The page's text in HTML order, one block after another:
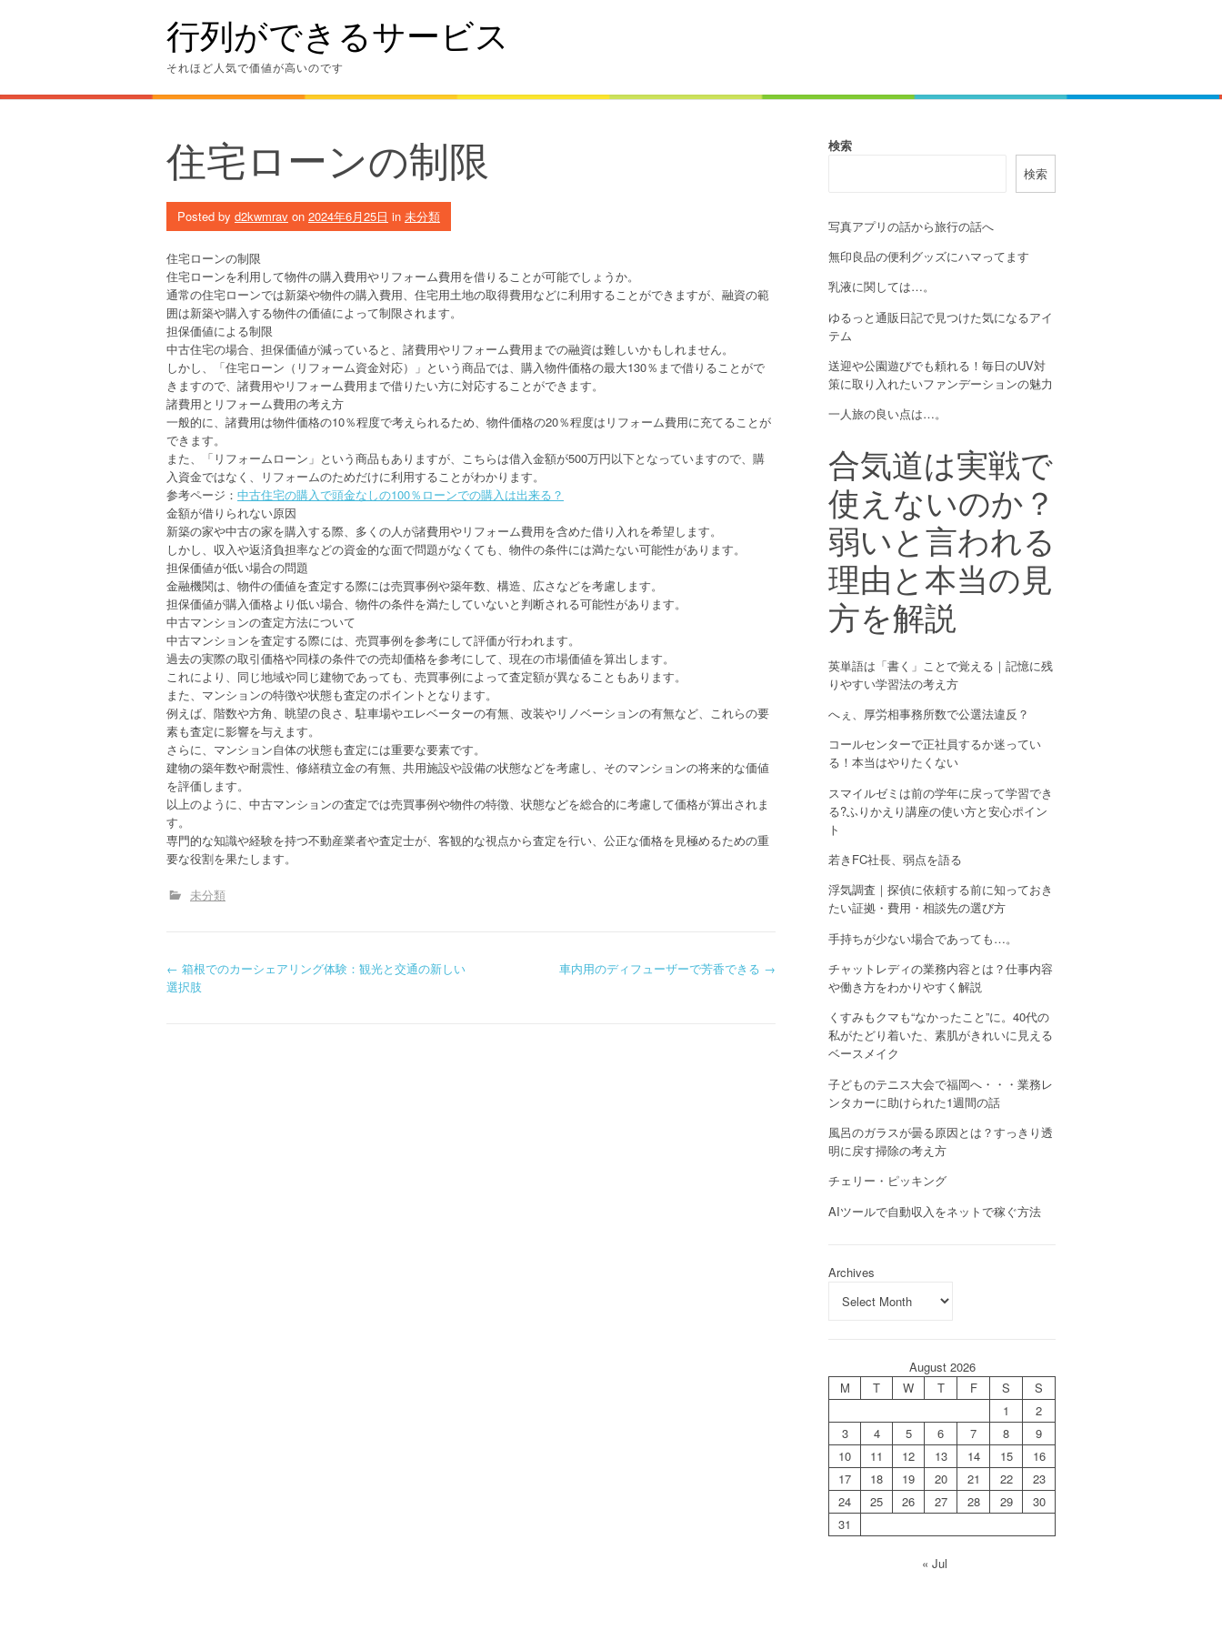
行列ができるサービス
それほど人気で価値が高いのです
住宅ローンの制限
Posted by d2kwmrav on 2024年6月25日 in 未分類
住宅ローンの制限
住宅ローンを利用して物件の購入費用やリフォーム費用を借りることが可能でしょうか。
通常の住宅ローンでは新築や物件の購入費用、住宅用土地の取得費用などに利用することができますが、融資の範
囲は新築や購入する物件の価値によって制限されます。
担保価値による制限
中古住宅の場合、担保価値が減っていると、諸費用やリフォーム費用までの融資は難しいかもしれません。
しかし、「住宅ローン（リフォーム資金対応）」という商品では、購入物件価格の最大130％まで借りることがで
きますので、諸費用やリフォーム費用まで借りたい方に対応することができます。
諸費用とリフォーム費用の考え方
一般的に、諸費用は物件価格の10％程度で考えられるため、物件価格の20％程度はリフォーム費用に充てることが
できます。
また、「リフォームローン」という商品もありますが、こちらは借入金額が500万円以下となっていますので、購
入資金ではなく、リフォームのためだけに利用することがわかります。
参考ページ： 中古住宅の購入で頭金なしの100％ローンでの購入は出来る？
金額が借りられない原因
新築の家や中古の家を購入する際、多くの人が諸費用やリフォーム費用を含めた借り入れを希望します。
しかし、収入や返済負担率などの資金的な面で問題がなくても、物件の条件には満たない可能性があります。
担保価値が低い場合の問題
金融機関は、物件の価値を査定する際には売買事例や築年数、構造、広さなどを考慮します。
担保価値が購入価格より低い場合、物件の条件を満たしていないと判断される可能性があります。
中古マンションの査定方法について
中古マンションを査定する際には、売買事例を参考にして評価が行われます。
過去の実際の取引価格や同様の条件での売却価格を参考にして、現在の市場価値を算出します。
これにより、同じ地域や同じ建物であっても、売買事例によって査定額が異なることもあります。
また、マンションの特徴や状態も査定のポイントとなります。
例えば、階数や方角、眺望の良さ、駐車場やエレベーターの有無、改装やリノベーションの有無など、これらの要
素も査定に影響を与えます。
さらに、マンション自体の状態も査定には重要な要素です。
建物の築年数や耐震性、修繕積立金の有無、共用施設や設備の状態などを考慮し、そのマンションの将来的な価値
を評価します。
以上のように、中古マンションの査定では売買事例や物件の特徴、状態などを総合的に考慮して価格が算出されま
す。
専門的な知識や経験を持つ不動産業者や査定士が、客観的な視点から査定を行い、公正な価格を見極めるための重
要な役割を果たします。
未分類
P
← 箱根でのカーシェアリング体験：観光と交通の新しい
選択肢
車内用のディフューザーで芳香できる →
検索
検索
写真アプリの話から旅行の話へ
無印良品の便利グッズにハマってます
乳液に関しては…。
ゆるっと通販日記で見つけた気になるアイ
テム
送迎や公園遊びでも頼れる！毎日のUV対
策に取り入れたいファンデーションの魅力
一人旅の良い点は…。
合気道は実戦で
使えないのか？
弱いと言われる
理由と本当の見
方を解説
英単語は「書く」ことで覚える｜記憶に残
りやすい学習法の考え方
へぇ、厚労相事務所数で公選法違反？
コールセンターで正社員するか迷ってい
る！本当はやりたくない
スマイルゼミは前の学年に戻って学習でき
る?ふりかえり講座の使い方と安心ポイン
ト
若きFC社長、弱点を語る
浮気調査｜探偵に依頼する前に知っておき
たい証拠・費用・相談先の選び方
手持ちが少ない場合であっても…。
チャットレディの業務内容とは？仕事内容
や働き方をわかりやすく解説
くすみもクマも“なかったこと”に。40代の
私がたどり着いた、素肌がきれいに見える
ベースメイク
子どものテニス大会で福岡へ・・・業務レ
ンタカーに助けられた1週間の話
風呂のガラスが曇る原因とは？すっきり透
明に戻す掃除の考え方
チェリー・ピッキング
AIツールで自動収入をネットで稼ぐ方法
Archives
August 2026
M
T W T F S
S
1
2
3
4 5 6 7 8
9
10
11 12 13 14 15
16
17
18 19 20 21 22
23
24
25 26 27 28 29
30
31
« Jul